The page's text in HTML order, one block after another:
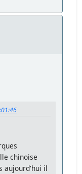
chinoise
aujourd'hui il